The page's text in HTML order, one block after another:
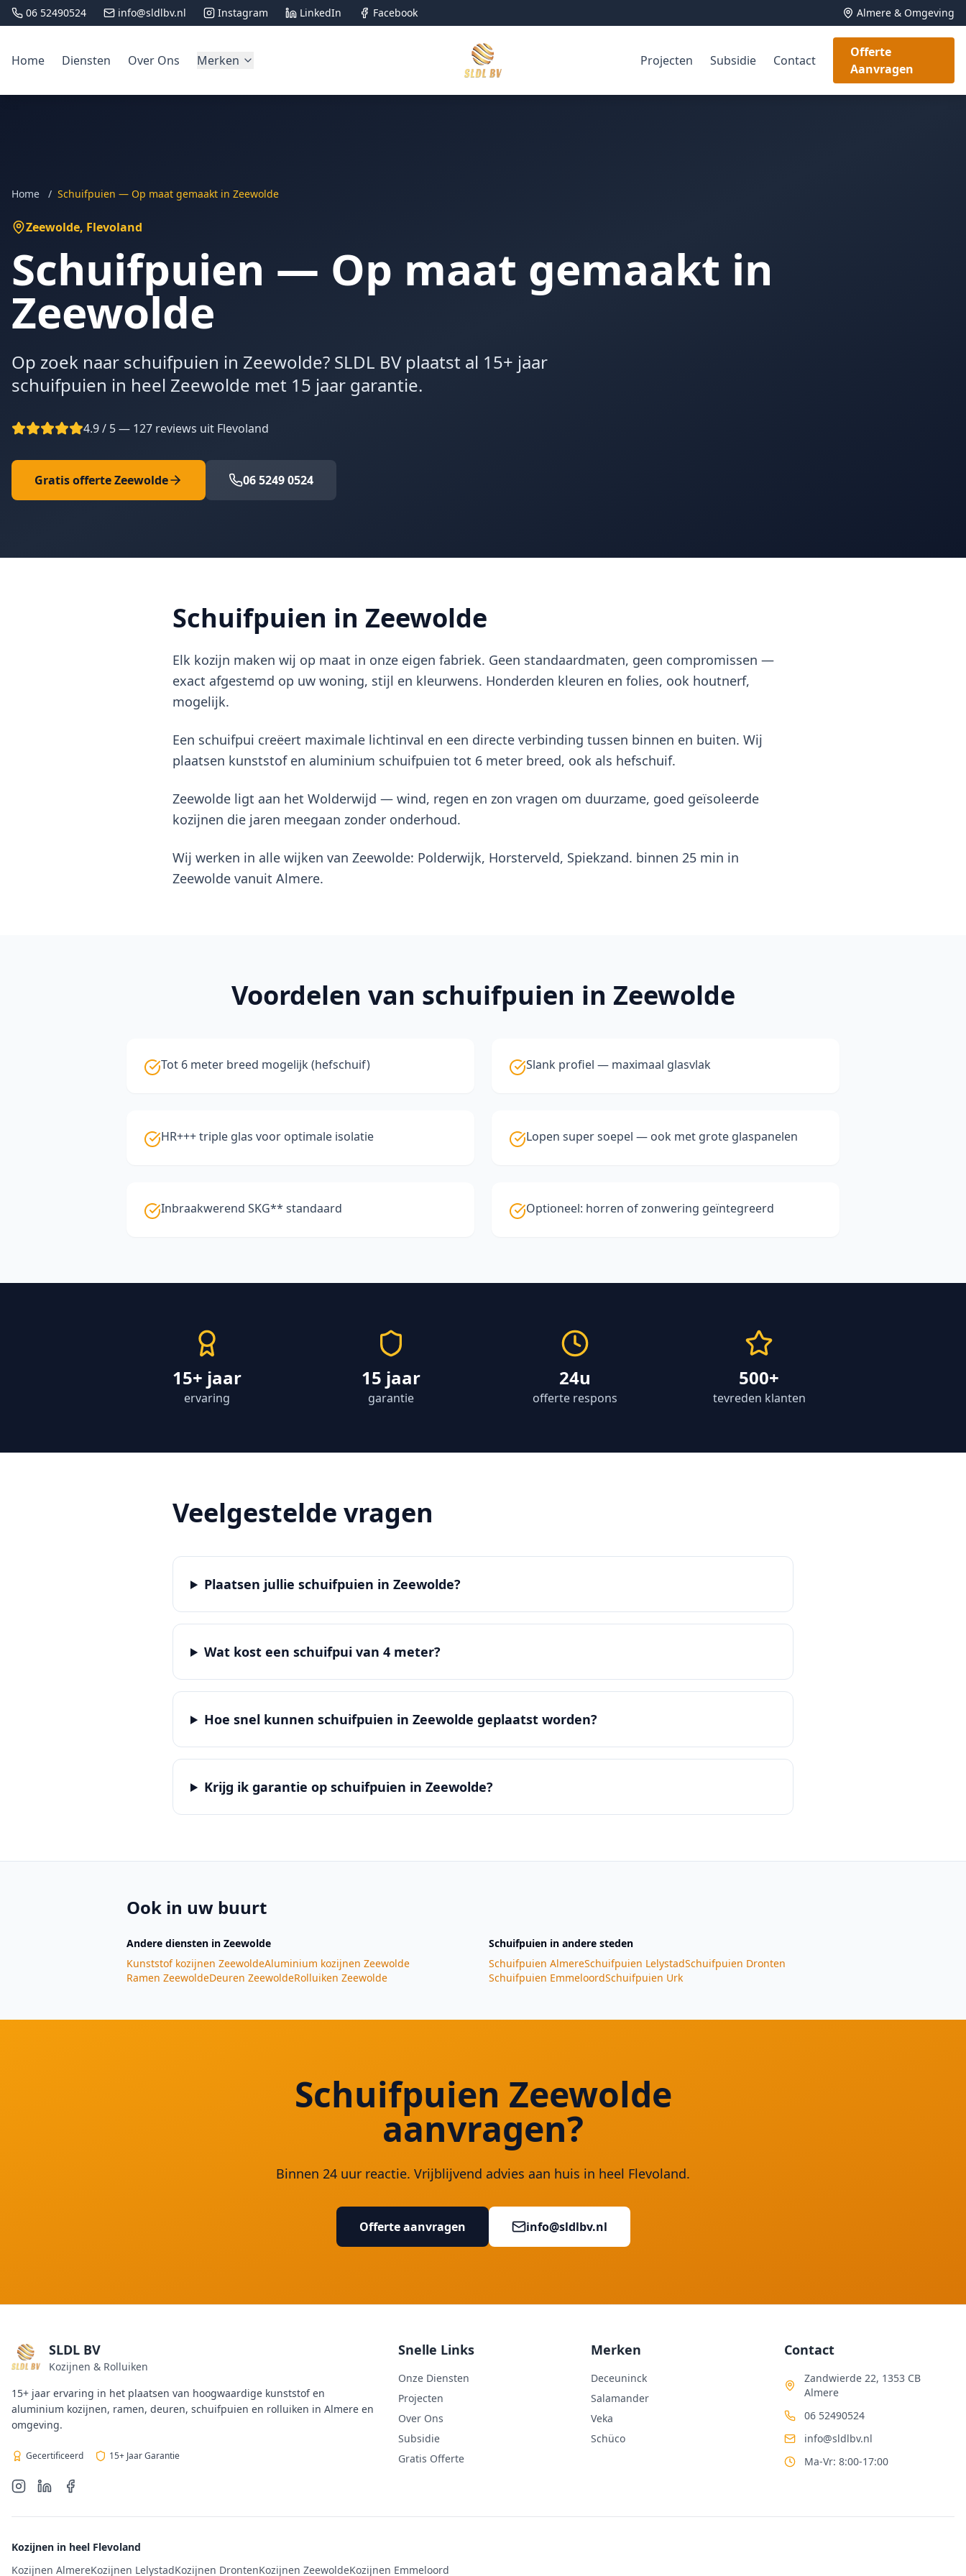
06 52490524 info@sldlbv.nl Instagram LinkedIn Facebook Almere & Omgeving
Home Diensten Over Ons Merken Projecten Subsidie Contact
Offerte
Aanvragen
Home / Schuifpuien — Op maat gemaakt in Zeewolde
Zeewolde, Flevoland
Schuifpuien — Op maat gemaakt in
Zeewolde
Op zoek naar schuifpuien in Zeewolde? SLDL BV plaatst al 15+ jaar
schuifpuien in heel Zeewolde met 15 jaar garantie.
4.9 / 5 — 127 reviews uit Flevoland
Gratis offerteZeewolde 06 5249 0524
Schuifpuien in Zeewolde
Elk kozijn maken wij op maat in onze eigen fabriek. Geen standaardmaten, geen compromissen —
exact afgestemd op uw woning, stijl en kleurwens. Honderden kleuren en folies, ook houtnerf,
mogelijk.
Een schuifpui creëert maximale lichtinval en een directe verbinding tussen binnen en buiten. Wij
plaatsen kunststof en aluminium schuifpuien tot 6 meter breed, ook als hefschuif.
Zeewolde ligt aan het Wolderwijd — wind, regen en zon vragen om duurzame, goed geïsoleerde
kozijnen die jaren meegaan zonder onderhoud.
Wij werken in alle wijken van Zeewolde: Polderwijk, Horsterveld, Spiekzand. binnen 25 min in
Zeewolde vanuit Almere.
Voordelen van schuifpuien in Zeewolde
Tot 6 meter breed mogelijk (hefschuif) Slank profiel — maximaal glasvlak
HR+++ triple glas voor optimale isolatie Lopen super soepel — ook met grote glaspanelen
Inbraakwerend SKG** standaard Optioneel: horren of zonwering geïntegreerd
15+ jaar
ervaring
15 jaar
garantie
24u
offerte respons
500+
tevreden klanten
Veelgestelde vragen
Plaatsen jullie schuifpuien in Zeewolde?
Wat kost een schuifpui van 4 meter?
Hoe snel kunnen schuifpuien in Zeewolde geplaatst worden?
Krijg ik garantie op schuifpuien in Zeewolde?
Ook in uw buurt
Andere diensten in Zeewolde
Kunststof kozijnen ZeewoldeAluminium kozijnen Zeewolde
Ramen ZeewoldeDeuren ZeewoldeRolluiken Zeewolde
Schuifpuien in andere steden
Schuifpuien AlmereSchuifpuien LelystadSchuifpuien Dronten
Schuifpuien EmmeloordSchuifpuien Urk
Schuifpuien Zeewolde
aanvragen?
Binnen 24 uur reactie. Vrijblijvend advies aan huis in heel Flevoland.
Offerte aanvragen info@sldlbv.nl
SLDL BV
Kozijnen & Rolluiken
15+ jaar ervaring in het plaatsen van hoogwaardige kunststof en
aluminium kozijnen, ramen, deuren, schuifpuien en rolluiken in Almere en
omgeving.
Gecertificeerd 15+ Jaar Garantie
Snelle Links
Onze Diensten
Projecten
Over Ons
Subsidie
Gratis Offerte
Merken
Deceuninck
Salamander
Veka
Schüco
Contact
Zandwierde 22, 1353 CB
Almere
06 52490524
info@sldlbv.nl
Ma-Vr: 8:00-17:00
Kozijnen in heel Flevoland
Kozijnen AlmereKozijnen LelystadKozijnen DrontenKozijnen ZeewoldeKozijnen Emmeloord